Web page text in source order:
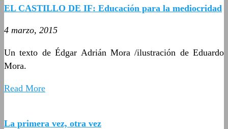
EL CASTILLO DE IF: Educación para la mediocridad
4 marzo, 2015
Un texto de Édgar Adrián Mora /ilustración de Eduardo
Mora.
Read More
La primera vez, otra vez